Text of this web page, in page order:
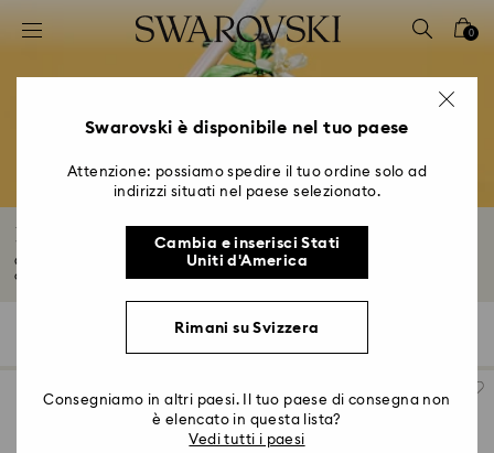
Accesskeys list
2 - Footer
4 - Search results
0
Regali di compleanno
Quest’anno, rendi ancora più speciale il compleanno della persona a cui
offrirai...
Filtri
per
Swarovski è disponibile nel tuo paese
Attenzione: possiamo spedire il tuo ordine solo ad
indirizzi situati nel paese selezionato.
Cambia e inserisci Stati
Uniti d'America
Rimani su Svizzera
Consegniamo in altri paesi. Il tuo paese di consegna non
è elencato in questa lista?
Vedi tutti i paesi